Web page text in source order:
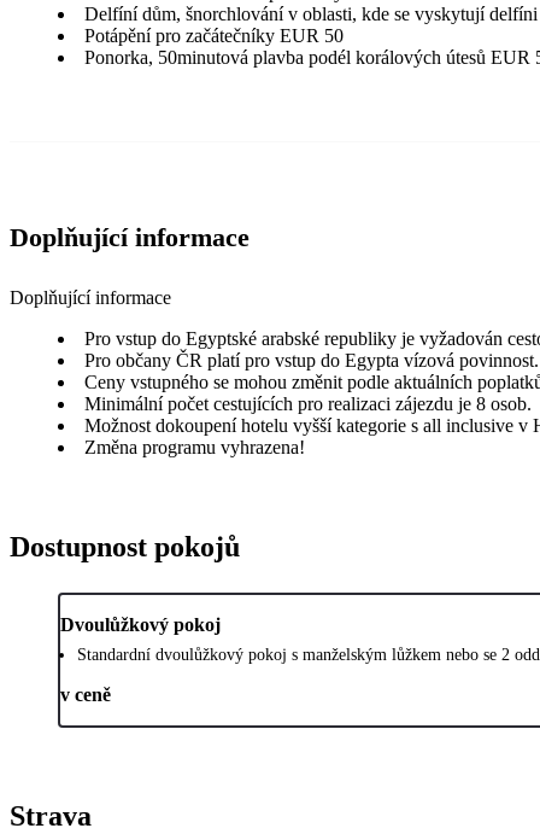
Delfíní dům, šnorchlování v oblasti, kde se vyskytují
Potápění pro začátečníky EUR 50
Ponorka, 50minutová plavba podél korálových útesů EUR
Doplňující informace
Doplňující informace
Pro vstup do Egyptské arabské republiky je vyžadován
Pro občany ČR platí pro vstup do Egypta vízová povinnost.
Ceny vstupného se mohou změnit podle aktuálních
Minimální počet cestujících pro realizaci zájezdu je 8 osob.
Možnost dokoupení hotelu vyšší kategorie s all inclusive v
Změna programu vyhrazena!
Dostupnost pokojů
Dvoulůžkový pokoj
Standardní dvoulůžkový pokoj s manželským lůžkem nebo se 2
v ceně
Strava